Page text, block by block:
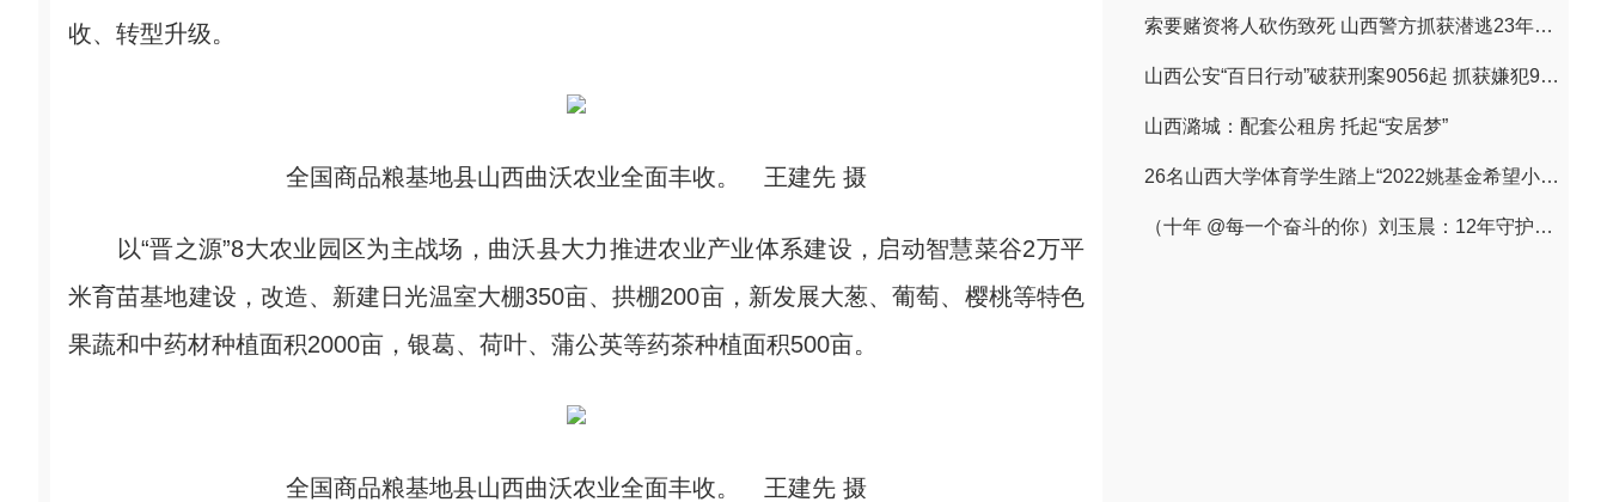
收、转型升级。
全国商品粮基地县山西曲沃农业全面丰收。 王建先 摄
以“晋之源”8大农业园区为主战场，曲沃县大力推进农业产业体系建设，启动智慧菜谷2万平
米育苗基地建设，改造、新建日光温室大棚350亩、拱棚200亩，新发展大葱、葡萄、樱桃等特色
果蔬和中药材种植面积2000亩，银葛、荷叶、蒲公英等药茶种植面积500亩。
全国商品粮基地县山西曲沃农业全面丰收。 王建先 摄
索要赌资将人砍伤致死 山西警方抓获潜逃23年命案逃犯
山西公安“百日行动”破获刑案9056起 抓获嫌犯9497人
山西潞城：配套公租房 托起“安居梦”
26名山西大学体育学生踏上“2022姚基金希望小学篮球季”支教之路
（十年 @每一个奋斗的你）刘玉晨：12年守护一条路的平安“摆渡人”